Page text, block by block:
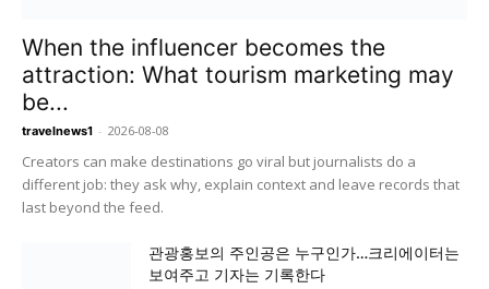
When the influencer becomes the
attraction: What tourism marketing may
be...
travelnews1 - 2026-08-08
Creators can make destinations go viral but journalists do a
different job: they ask why, explain context and leave records that
last beyond the feed.
관광홍보의 주인공은 누구인가…크리에이터는
보여주고 기자는 기록한다